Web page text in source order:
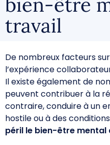
travail
De nombreux facteurs
l’expérience
Il existe également de
peuvent contribuer à la
contraire, conduire à un
hostile ou à des
péril le bien-être mental